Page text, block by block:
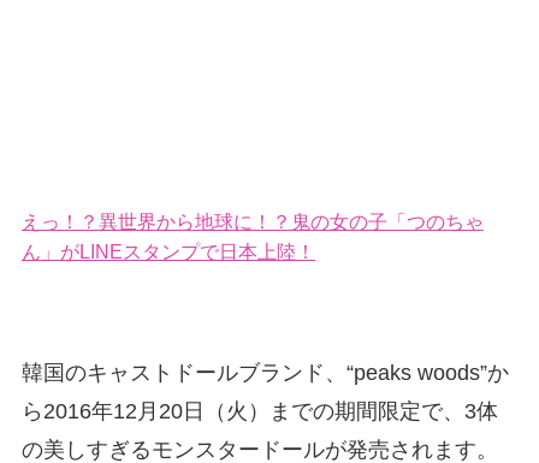
えっ！？異世界から地球に！？鬼の女の子「つのちゃ
ん」がLINEスタンプで日本上陸！
韓国のキャストドールブランド、“peaks woods”か
ら2016年12月20日（火）までの期間限定で、3体
の美しすぎるモンスタードールが発売されます。